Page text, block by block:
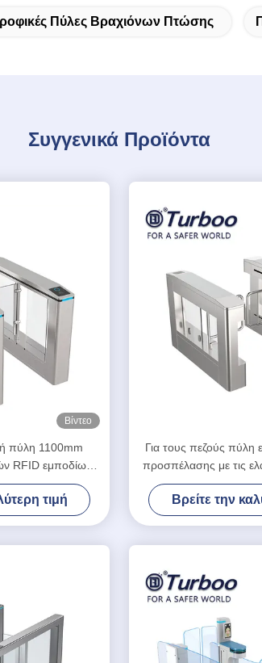
Πύλες Βραχιόνων Πτώσης
Συγγενικά Προϊόντα
Βίντεο
πύλη 1100mm
RFID εμποδίων
για την
τιμή
Για τους πεζούς πύλη
προσπέλασης με τις
φωνής και
Βρείτε την